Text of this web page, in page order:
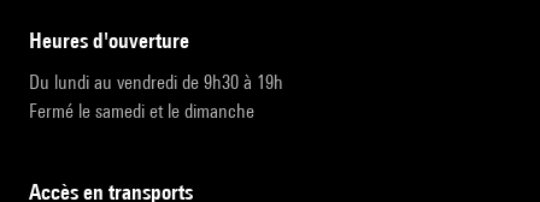
heures d'ouverture
Du lundi au vendredi de 9h30 à 19h
Fermé le samedi et le dimanche
accès en transports